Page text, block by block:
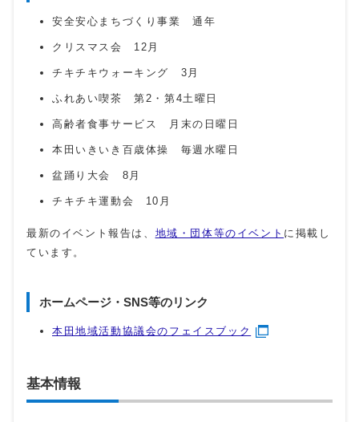
安全安心まちづくり事業 通年
クリスマス会 12月
チキチキウォーキング 3月
ふれあい喫茶 第2・第4土曜日
高齢者食事サービス 月末の日曜日
本田いきいき百歳体操 毎週水曜日
盆踊り大会 8月
チキチキ運動会 10月
最新のイベント報告は、 地域・団体等のイベント に掲載し
ています。
ホームページ・SNS等のリンク
本田地域活動協議会のフェイスブック
基本情報